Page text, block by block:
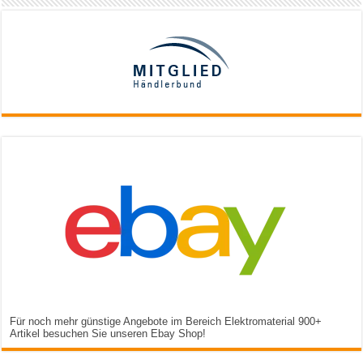
Für noch mehr günstige Angebote im Bereich Elektromaterial 900+
Artikel besuchen Sie unseren Ebay Shop!